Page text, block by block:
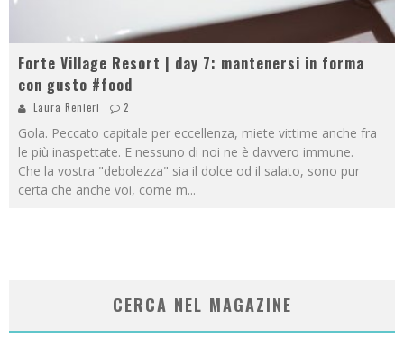
Forte Village Resort | day 7: mantenersi in forma
con gusto #food
Laura Renieri 2
Gola. Peccato capitale per eccellenza, miete vittime anche fra
le più inaspettate. E nessuno di noi ne è davvero immune.
Che la vostra "debolezza" sia il dolce od il salato, sono pur
certa che anche voi, come m...
CERCA NEL MAGAZINE